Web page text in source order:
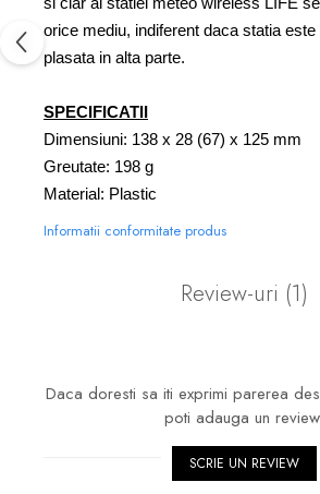
orice mediu, indiferent daca statia
plasata in alta parte.
SPECIFICATII
Dimensiuni: 138 x 28 (67) x 125 mm
Greutate: 198 g
Material: Plastic
Informatii conformitate produs
Review-uri (1)
Daca doresti sa iti exprimi parerea
poti adauga un
SCRIE UN REVIEW